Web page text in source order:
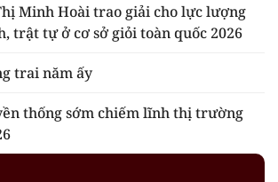
Minh Hoài trao giải cho lực lượng
trật tự ở cơ sở giỏi toàn quốc 2026
trai năm ấy
thống sớm chiếm lĩnh thị trường